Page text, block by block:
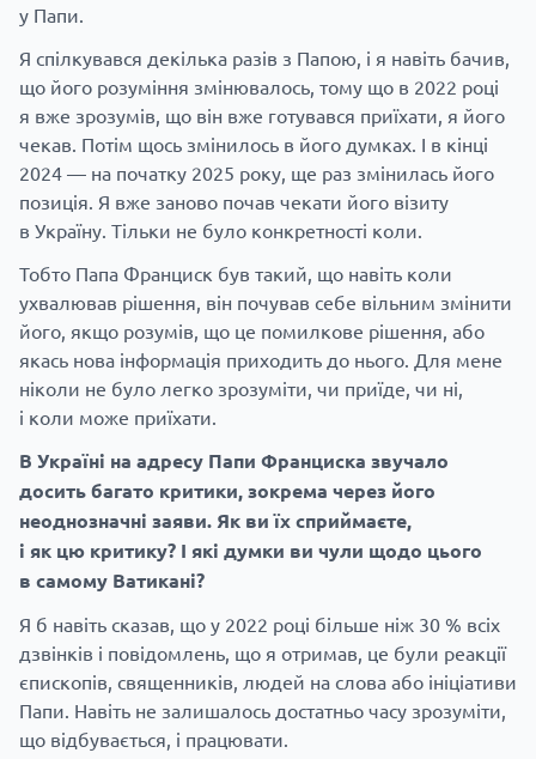
у Папи.
Я спілкувався декілька разів з Папою, і я навіть бачив,
що його розуміння змінювалось, тому що в 2022 році
я вже зрозумів, що він вже готувався приїхати, я його
чекав. Потім щось змінилось в його думках. І в кінці
2024 — на початку 2025 року, ще раз змінилась його
позиція. Я вже заново почав чекати його візиту
в Україну. Тільки не було конкретності коли.
Тобто Папа Франциск був такий, що навіть коли
ухвалював рішення, він почував себе вільним змінити
його, якщо розумів, що це помилкове рішення, або
якась нова інформація приходить до нього. Для мене
ніколи не було легко зрозуміти, чи приїде, чи ні,
і коли може приїхати.
В Україні на адресу Папи Франциска звучало
досить багато критики, зокрема через його
неоднозначні заяви. Як ви їх сприймаєте,
і як цю критику? І які думки ви чули щодо цього
в самому Ватикані?
Я б навіть сказав, що у 2022 році більше ніж 30 % всіх
дзвінків і повідомлень, що я отримав, це були реакції
єпископів, священників, людей на слова або ініціативи
Папи. Навіть не залишалось достатньо часу зрозуміти,
що відбувається, і працювати.